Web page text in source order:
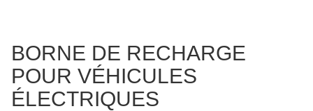
ESSENTIAL
AND
DO
INSPIRATIONS AGENDA
BORNE DE RECHARGE
POUR VÉHICULES
ÉLECTRIQUES